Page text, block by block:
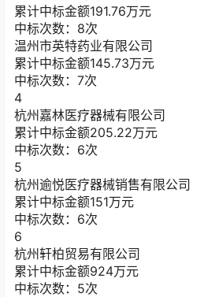
累计中标金额191.76万元
中标次数：8次
温州市英特药业有限公司
累计中标金额145.73万元
中标次数：7次
4
杭州嘉林医疗器械有限公司
累计中标金额205.22万元
中标次数：6次
5
杭州逾悦医疗器械销售有限公司
累计中标金额151万元
中标次数：6次
6
杭州轩柏贸易有限公司
累计中标金额924万元
中标次数：5次